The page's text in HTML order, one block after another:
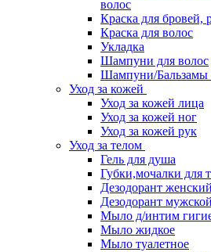
волос
Краска для бровей,
Краска для волос
Укладка
Шампуни для волос
Шампуни/Бальзамы
Уход за кожей
Уход за кожей лица
Уход за кожей ног
Уход за кожей рук
Уход за телом
Гель для душа
Губки,мочалки для
Дезодорант женский
Дезодорант мужской
Мыло д/интим
Мыло жидкое
Мыло туалетное